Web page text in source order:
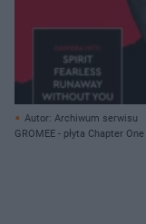
Autor: Archiwum serwisu
GROMEE - płyta Chapter